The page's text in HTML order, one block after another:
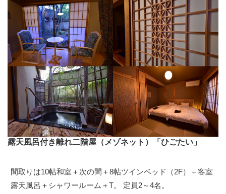
露天風呂付き離れ二階屋（メゾネット）「ひごたい」
間取りは10帖和室＋次の間＋8帖ツインベッド（2F）＋客室
露天風呂＋シャワールーム＋T。 定員2～4名。